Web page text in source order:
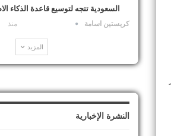
السعودية تتجه لتوسيع قاعدة الذكاء
كريستين اسامة منذ
المزيد
النشرة الإخبارية